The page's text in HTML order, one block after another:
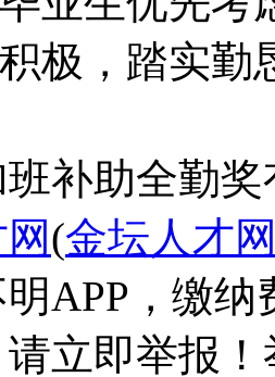
极，踏实
班补助全勤奖
(金坛人才
APP，缴
立即举报